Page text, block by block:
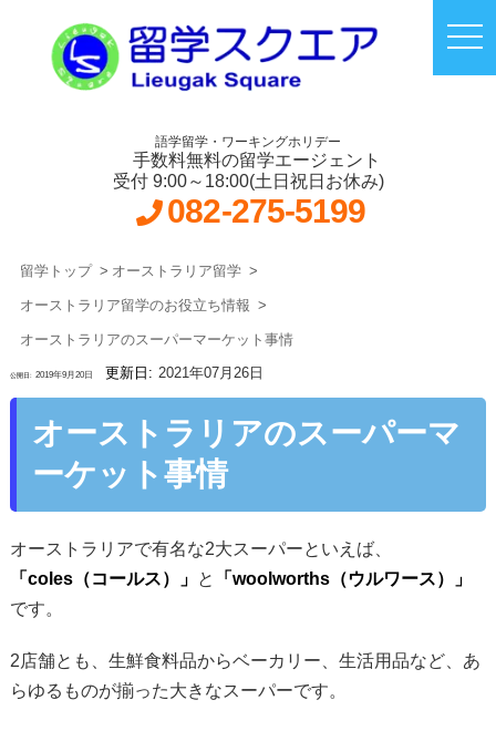
語学留学・ワーキングホリデー
手数料無料の留学エージェント
受付 9:00～18:00(土日祝日お休み)
082-275-5199
留学トップ オーストラリア留学
オーストラリア留学のお役立ち情報
オーストラリアのスーパーマーケット事情
2019年9月20日 2021年07月26日
オーストラリアのスーパーマ
ーケット事情
オーストラリアで有名な2大スーパーといえば、
「coles（コールス）」 と
「woolworths（ウルワース）」
です。
2店舗とも、生鮮食料品からベーカリー、生活用品など、あ
らゆるものが揃った大きなスーパーです。